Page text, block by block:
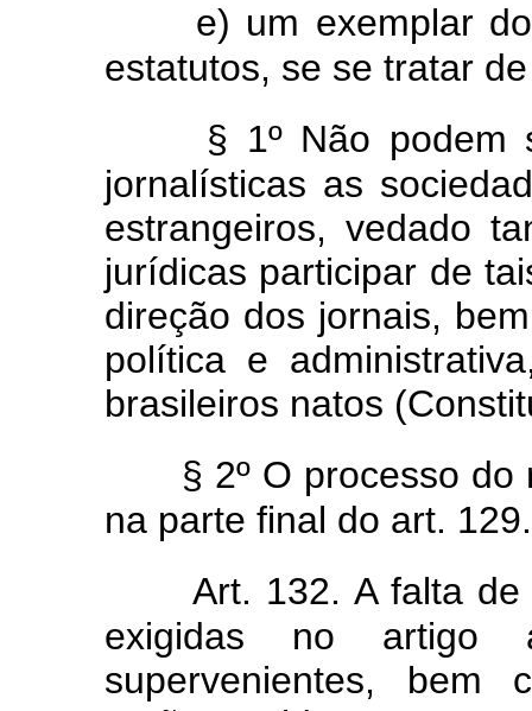
e) um exemplar
estatutos, se se tratar
§ 1º Não podem
jornalísticas as
estrangeiros, vedado
jurídicas participar de
direção dos jornais,
política e
brasileiros natos
§ 2º O processo
na parte final do art. 129.
Art. 132. A falta
exigidas no artigo
supervenientes, bem